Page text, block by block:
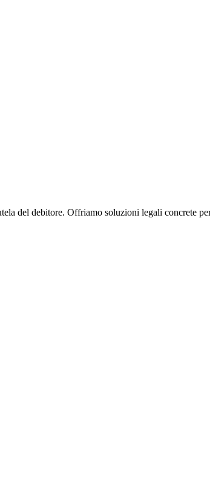
del debitore. Offriamo soluzioni legali concrete